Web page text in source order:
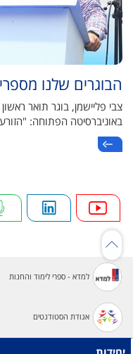
הבוגרים שלנו
צבי פליישמן, בוגר תואר
באוניברסיטה הפתוחה:
למדא - ספרי לימוד והחנות
אגודת הסטודנטים